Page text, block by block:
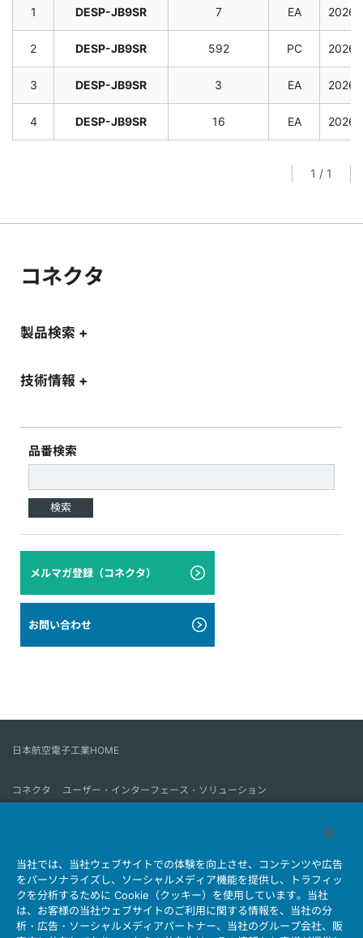
1 DESP-JB9SR 7 EA
2 DESP-JB9SR 592 PC
3 DESP-JB9SR 3 EA
4 DESP-JB9SR 16 EA
1 / 1
コネクタ
製品検索 +
技術情報 +
品番検索
検索
メルマガ登録（コネクタ）
お問い合わせ
日本航空電子工業HOME
コネクタ
ユーザー・インターフェース・ソリューション
会社情報 サステナビリティ IR情報 採用情報
会社情報新着一覧
製品情報新着一覧
サイトマップ お問い合わせ
当社では、当社ウェブサイトでの体験を向上させ、コンテンツや広告
をパーソナライズし、ソーシャルメディア機能を提供し、トラフィッ
クを分析するために Cookie（クッキー）を使用しています。当社
は、お客様の当社ウェブサイトのご利用に関する情報を、当社の分
析・広告・ソーシャルメディアパートナー、当社のグループ会社、販